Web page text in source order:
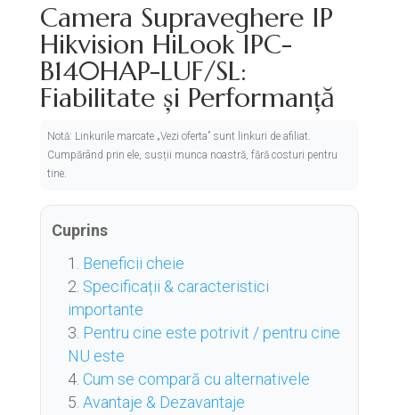
Camera Supraveghere IP
Hikvision HiLook IPC-
B140HAP-LUF/SL:
Fiabilitate și Performanță
Notă: Linkurile marcate „Vezi oferta” sunt linkuri de afiliat.
Cumpărând prin ele, susții munca noastră, fără costuri pentru
tine.
Cuprins
Beneficii cheie
Specificații & caracteristici
importante
Pentru cine este potrivit / pentru cine
NU este
Cum se compară cu alternativele
Avantaje & Dezavantaje